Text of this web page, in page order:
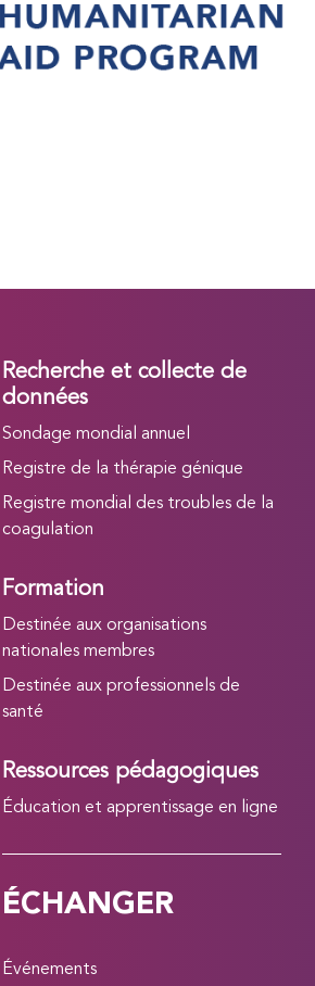
Recherche et collecte de
données
Sondage mondial annuel
Registre de la thérapie génique
Registre mondial des troubles de la
coagulation
Formation
Destinée aux organisations
nationales membres
Destinée aux professionnels de
santé
Ressources pédagogiques
Éducation et apprentissage en ligne
ÉCHANGER
Événements